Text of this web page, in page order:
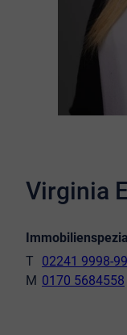
Virginia
02241 9998-
0170 5684558